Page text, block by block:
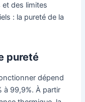
des limites
: la pureté de la
pureté
dépend
à 99,9%. À partir